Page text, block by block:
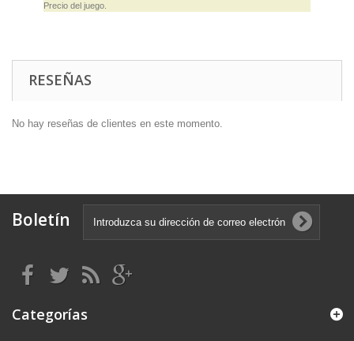
Precio del juego.
RESEÑAS
No hay reseñas de clientes en este momento.
Boletín
Categorías